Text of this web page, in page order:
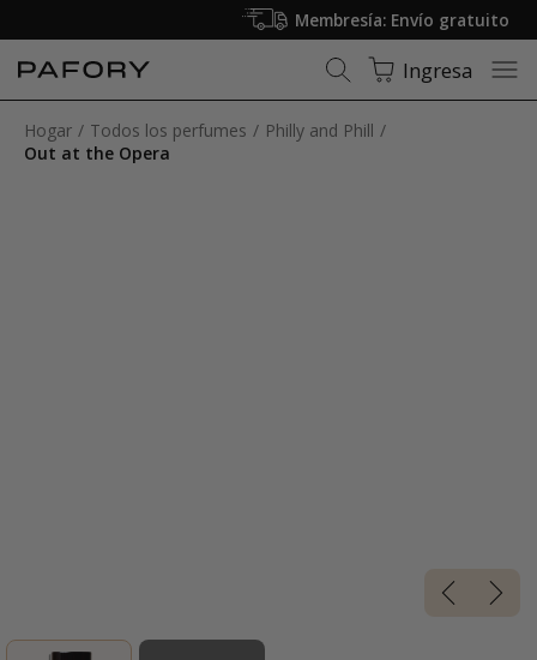
Membresía: Envío gratuito
Ingresa
Hogar Todos los perfumes
Philly and Phill
Out at the Opera